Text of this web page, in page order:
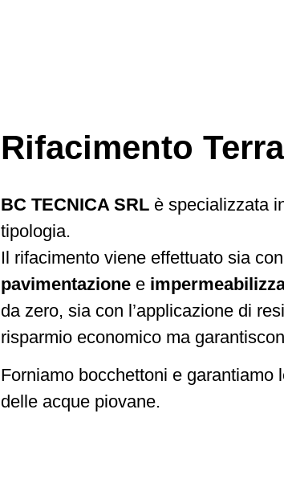
Rifacimento
BC TECNICA SRLè specializzata
tipologia.
Il rifacimento viene effettuato sia
pavimentazione e
da zero, sia con l’applicazione di
risparmio economico ma
Forniamo bocchettoni e
delle acque piovane.